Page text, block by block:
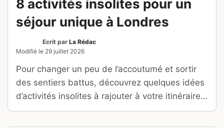
8 activités insolites pour un
séjour unique à Londres
Ecrit par La Rédac
Modifié le 29 juillet 2026
Pour changer un peu de l’accoutumé et sortir
des sentiers battus, découvrez quelques idées
d’activités insolites à rajouter à votre itinéraire à
Londres.